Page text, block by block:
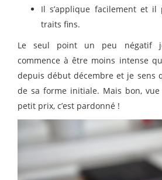
Il s’applique facilement et
traits fins.
Le seul point un peu négatif
commence à être moins intense
depuis début décembre et je sens
de sa forme initiale. Mais bon,
petit prix, c’est pardonné !